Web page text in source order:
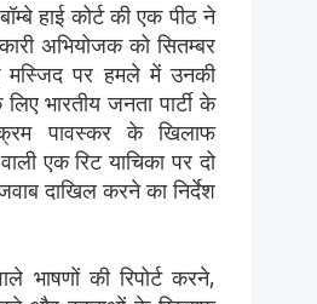
हाई कोर्ट की एक पीठ ने
अभियोजक को सितम्बर
मस्जिद पर हमले में उनकी
भारतीय जनता पार्टी के
पावस्कर के खिलाफ
एक रिट याचिका पर दो
दाखिल करने का निर्देश
भाषणों की रिपोर्ट करने,